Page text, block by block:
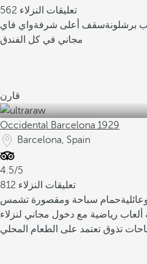
562 تعليقات النزلاء
برشلونةسقف أعلى شرفةواي فاي
مجاني في كل الفندق
قارن
Occidental Barcelona 1929
Barcelona, Spain
4.5/5
812 تعليقات النزلاء
حمام سباحة ومقصورة تشمس
رياضية مع دخول مجاني لنزلاء
تذوق تعتمد على الطعام المحلي